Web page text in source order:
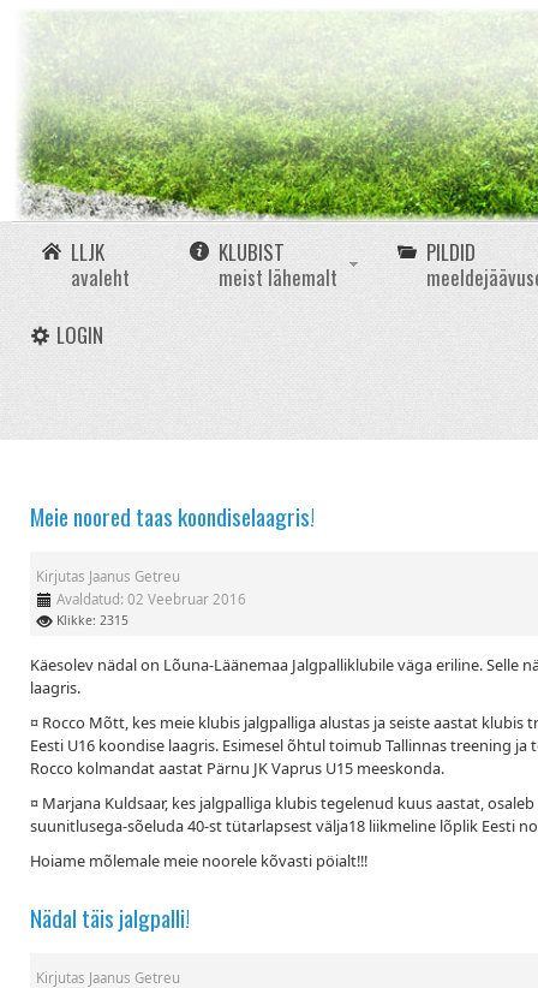
LLJK
avaleht
KLUBIST
meist lähemalt
PILDID
LOGIN
Meie noored taas koondiselaagris!
Kirjutas Jaanus Getreu
Avaldatud: 02 Veebruar 2016
Klikke: 2315
Käesolev nädal on Lõuna-Läänemaa Jalgpalliklubile väga eriline.
laagris.
¤ Rocco Mõtt, kes meie klubis jalgpalliga alustas ja seiste aastat
Eesti U16 koondise laagris. Esimesel õhtul toimub Tallinnas treening
Rocco kolmandat aastat Pärnu JK Vaprus U15 meeskonda.
¤ Marjana Kuldsaar, kes jalgpalliga klubis tegelenud kuus aastat,
suunitlusega-sõeluda 40-st tütarlapsest välja18 liikmeline lõplik Eesti
Hoiame mõlemale meie noorele kõvasti pöialt!!!
Nädal täis jalgpalli!
Kirjutas Jaanus Getreu